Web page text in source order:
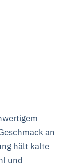
an
hält kalte
und